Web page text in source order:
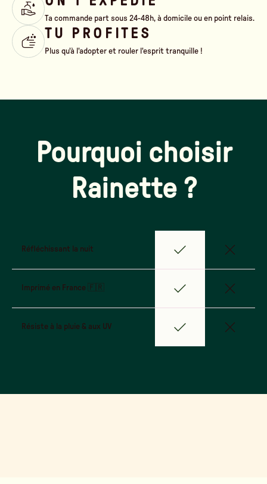
Ta commande part sous 24-48h, à domicile ou en point relais.
TU PROFITES
Plus qu'à l'adopter et rouler l'esprit tranquille !
Pourquoi choisir
Rainette ?
Réfléchissant la nuit
Imprimé en France 🇫🇷
Résiste à la pluie & aux UV